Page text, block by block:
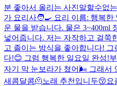
분 좋아서 올리는 사진말할수없
가 요리사🧑‍🍳 요리 이름: 행복한
운 물을 받습니다. 물은 3~400ml
넣어줍니다. 저는 자작하고 걸쭉
고 졸이는 방식을 좋아합니다! 그
다!😊 그럼 행복한 일요일 완성!
자기 막 눈보라가 쳤어🌬️ 그래서
새콤달콤🫠노래 추천입니두😚요